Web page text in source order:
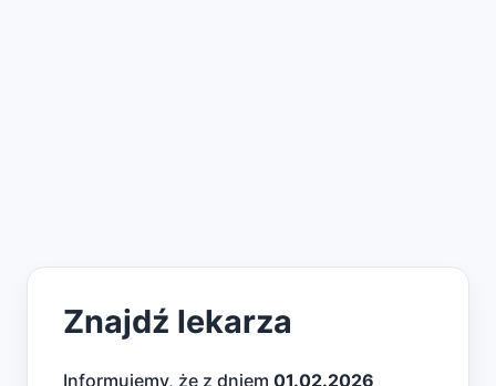
Znajdź lekarza
Informujemy, że z dniem 01.02.2026